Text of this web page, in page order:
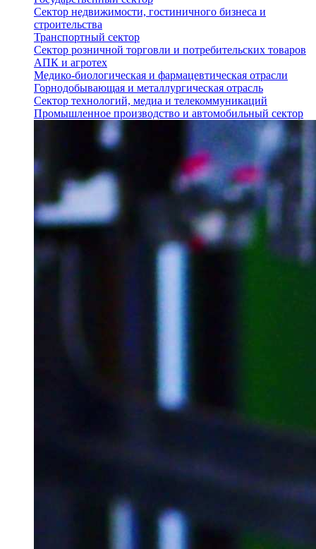
Сектор недвижимости, гостиничного бизнеса и
строительства
Транспортный сектор
Сектор розничной торговли и потребительских товаров
АПК и агротех
Медико-биологическая и фармацевтическая отрасли
Горнодобывающая и металлургическая отрасль
Сектор технологий, медиа и телекоммуникаций
Промышленное производство и автомобильный сектор